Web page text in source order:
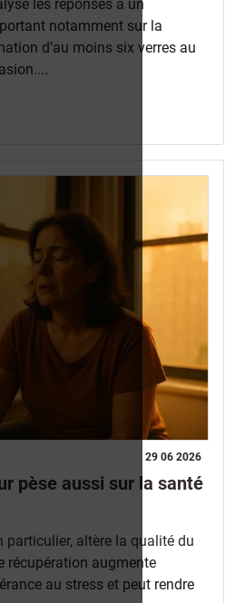
les réponses à un
notamment sur la
d’au moins six verres au
29 06 2026
pèse aussi sur la santé
particulier, altère la qualité du
récupération augmente
au stress et peut rendre